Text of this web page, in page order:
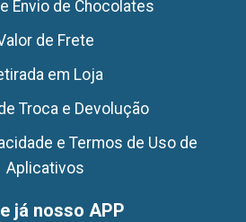
Envio de Chocolates
de Frete
em Loja
Troca e Devolução
e Termos de Uso de
Aplicativos
já nosso APP